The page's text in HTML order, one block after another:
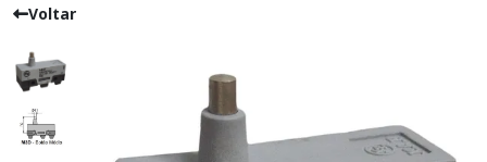
Voltar